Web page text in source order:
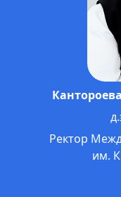
Ректор
им.